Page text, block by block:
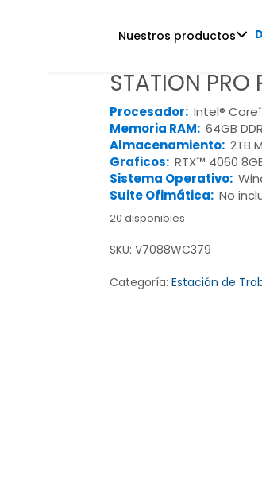
Nuestros productos
STATION
Procesador: Intel®
Memoria RAM: 64GB
Almacenamiento: 2TB
Graficos: RTX™ 4060
Sistema Operativo:
Suite Ofimática: No
20 disponibles
SKU: V7088WC379
Categoría: Estación de